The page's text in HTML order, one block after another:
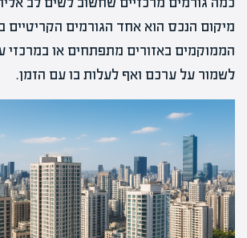
מיקום הנכס הוא אחד הגורמים הקריטיים
הממוקמים באזורים מתפתחים או במרכזי
לשמור על ערכם ואף לעלות בו עם הזמן.